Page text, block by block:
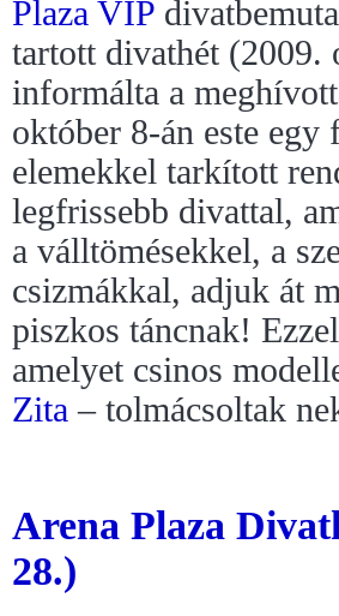
Plaza VIP
tartott divathét (2009.
informálta a
október 8-án este egy
elemekkel tarkított
legfrissebb divattal,
a válltömésekkel, a
csizmákkal, adjuk át
piszkos táncnak!
amelyet csinos
Zita – tolmácsoltak
Arena Plaza
28.)